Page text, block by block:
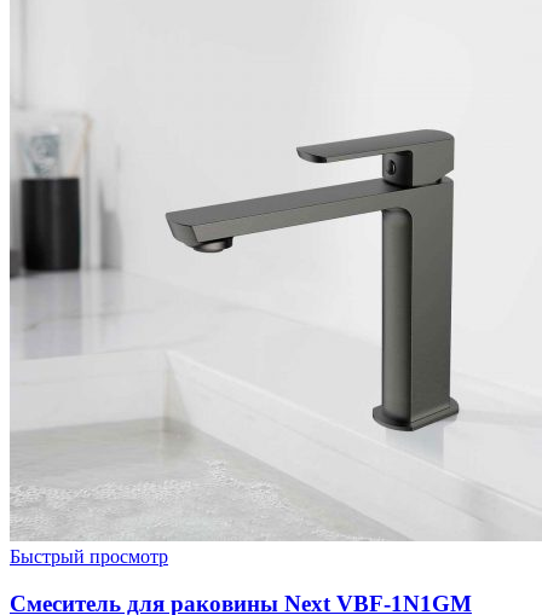
Быстрый просмотр
Смеситель для раковины Next VBF-1N1GM